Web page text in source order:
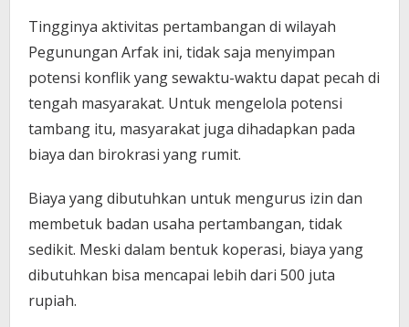
Tingginya aktivitas pertambangan di wilayah
Pegunungan Arfak ini, tidak saja menyimpan
potensi konflik yang sewaktu-waktu dapat pecah di
tengah masyarakat. Untuk mengelola potensi
tambang itu, masyarakat juga dihadapkan pada
biaya dan birokrasi yang rumit.
Biaya yang dibutuhkan untuk mengurus izin dan
membetuk badan usaha pertambangan, tidak
sedikit. Meski dalam bentuk koperasi, biaya yang
dibutuhkan bisa mencapai lebih dari 500 juta
rupiah.